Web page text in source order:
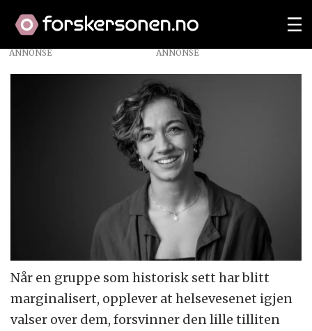
ANNONSE
Når en gruppe som historisk sett har blitt
marginalisert, opplever at helsevesenet igjen
valser over dem, forsvinner den lille tilliten